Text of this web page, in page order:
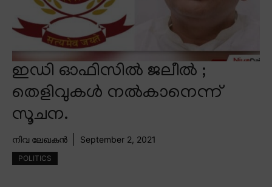
ഇഡി ഓഫിസിൽ ജലീൽ ;
തെളിവുകൾ നൽകാനെന്ന്
സൂചന.
നിവ ലേഖകൻ September 2, 2021
POLITICS